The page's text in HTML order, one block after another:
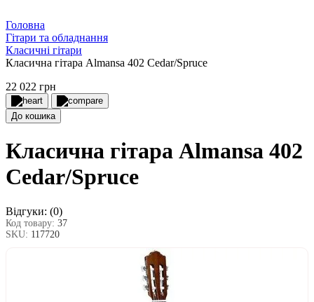
Головна
Гітари та обладнання
Класичні гітари
Класична гітара Almansa 402 Cedar/Spruce
22 022 грн
До кошика
Класична гітара Almansa 402
Cedar/Spruce
Відгуки: (0)
Код товару: 37
SKU: 117720